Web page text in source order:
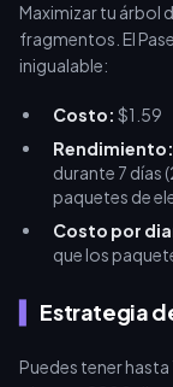
Maximizar tu árbol
fragmentos. El
inigualable:
Costo: $1.59
Rendimiento:
durante 7 días
paquetes de
Costo por
que los
Estrategia
Puedes tener